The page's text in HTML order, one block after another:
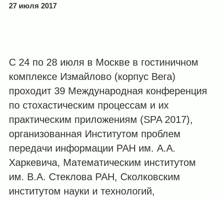
27 июля 2017
С 24 по 28 июля в Москве в гостиничном
комплексе Измайлово (корпус Вега)
проходит 39 Международная конференция
по стохастическим процессам и их
практическим приложениям (SPA 2017),
организованная Институтом проблем
передачи информации РАН им. А.А.
Харкевича, Математическим институтом
им. В.А. Стеклова РАН, Сколковским
институтом науки и технологий,